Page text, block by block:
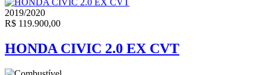
2019/2020
R$ 119.900,00
HONDA CIVIC 2.0 EX CVT